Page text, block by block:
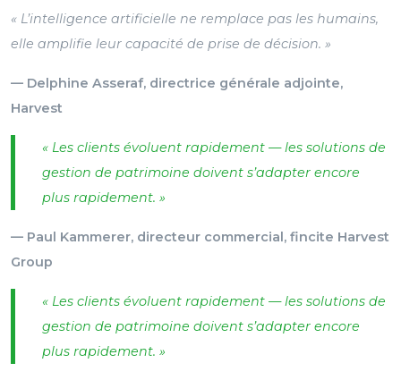
« L’intelligence artificielle ne remplace pas les humains,
elle amplifie leur capacité de prise de décision. »
— Delphine Asseraf, directrice générale adjointe,
Harvest
« Les clients évoluent rapidement — les solutions de
gestion de patrimoine doivent s’adapter encore
plus rapidement. »
— Paul Kammerer, directeur commercial, fincite Harvest
Group
« Les clients évoluent rapidement — les solutions de
gestion de patrimoine doivent s’adapter encore
plus rapidement. »